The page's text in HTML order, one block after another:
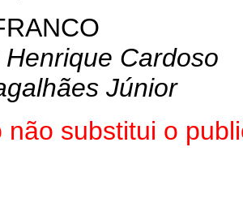
Cardoso
Júnior
não substitui o